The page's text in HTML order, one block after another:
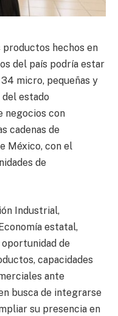
productos hechos en
del país podría estar
micro, pequeñas y
del estado
negocios con
cadenas de
México, con el
de
Industrial,
estatal,
de
capacidades
ante
busca de integrarse
su presencia en